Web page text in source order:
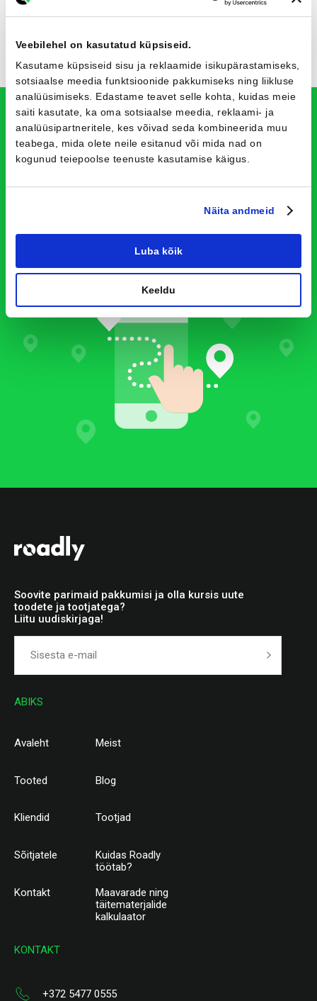
Veebilehel on kasutatud küpsiseid.
Kasutame küpsiseid sisu ja reklaamide isikupärastamiseks,
sotsiaalse meedia funktsioonide pakkumiseks ning liikluse
analüüsimiseks. Edastame teavet selle kohta, kuidas meie
saiti kasutate, ka oma sotsiaalse meedia, reklaami- ja
analüüsipartneritele, kes võivad seda kombineerida muu
teabega, mida olete neile esitanud või mida nad on
kogunud teiepoolse teenuste kasutamise käigus.
Näita andmeid
Luba kõik
Keeldu
Roadly PRO kasutaja
Jälgi oma tellimusi ning ole kursis Roadly
parimate pakkumiste ja uute piirkondade
Soovite parimaid pakkumisi ja olla kursis uute
toodete ja tootjatega?
Liitu uudiskirjaga!
ABIKS
Avaleht Meist
Tooted Blog
Kliendid Tootjad
Sõitjatele
Kuidas Roadly
töötab?
Kontakt
Maavarade ning
täitematerjalide
kalkulaator
KONTAKT
+372 5477 0555